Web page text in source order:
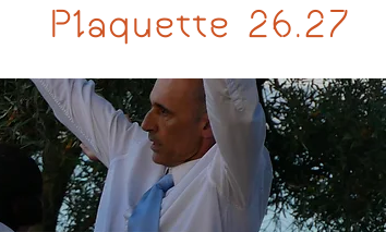
Plaquette 26.27